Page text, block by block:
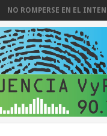
NO ROMPERSE EN EL